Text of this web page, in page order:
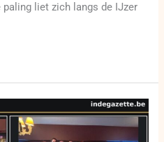
liet zich langs de IJzer